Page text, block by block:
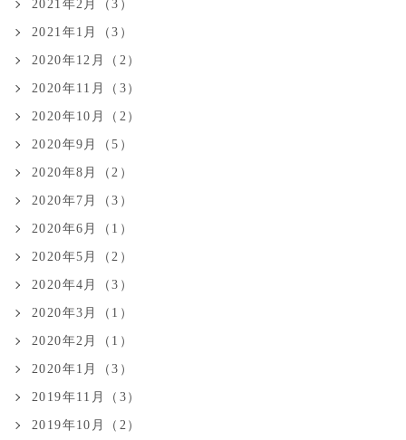
2021年2月（3）
2021年1月（3）
2020年12月（2）
2020年11月（3）
2020年10月（2）
2020年9月（5）
2020年8月（2）
2020年7月（3）
2020年6月（1）
2020年5月（2）
2020年4月（3）
2020年3月（1）
2020年2月（1）
2020年1月（3）
2019年11月（3）
2019年10月（2）